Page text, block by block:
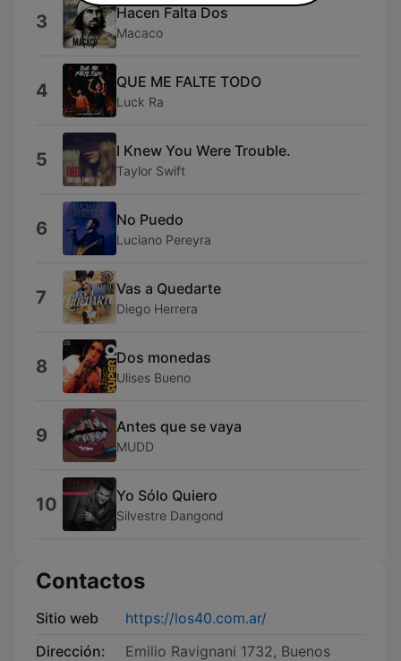
3 Hacen Falta Dos
Macaco
4 QUE ME FALTE TODO
Luck Ra
5 I Knew You Were Trouble.
Taylor Swift
6 No Puedo
Luciano Pereyra
7 Vas a Quedarte
Diego Herrera
8 Dos monedas
Ulises Bueno
9 Antes que se vaya
MUDD
10 Yo Sólo Quiero
Silvestre Dangond
Contactos
Sitio web
https://los40.com.ar/
Dirección:
Emilio Ravignani 1732, Buenos